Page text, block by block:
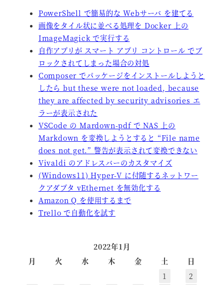
PowerShell で簡易的な Webサーバ を建てる
画像をタイル状に並べる処理を Docker 上の
ImageMagick で実行する
自作アプリが スマート アプリ コントロール でブ
ロックされてしまった場合の対処
Composer でパッケージをインストールしようと
したら but these were not loaded, because
they are affected by security advisories エ
ラーが表示された
VSCode の Mardown-pdf で NAS 上の
Markdown を変換しようとすると “File name
does not get.” 警告が表示されて変換できない
Vivaldi のアドレスバーのカスタマイズ
(Windows11) Hyper-V に付随するネットワー
クアダプタ vEthernet を無効化する
Amazon Q を使用するまで
Trello で自動化を試す
2022年1月
月
火 水 木 金 土
日
1
2